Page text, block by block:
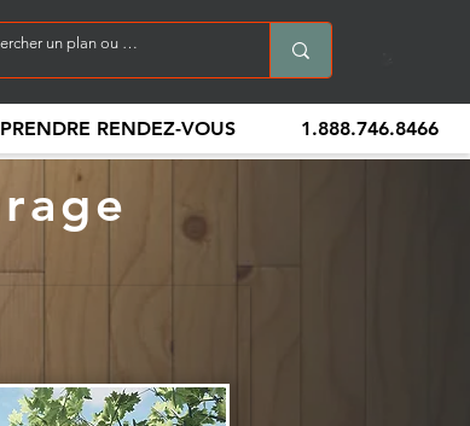
PRENDRE RENDEZ-VOUS 1.888.746.8466